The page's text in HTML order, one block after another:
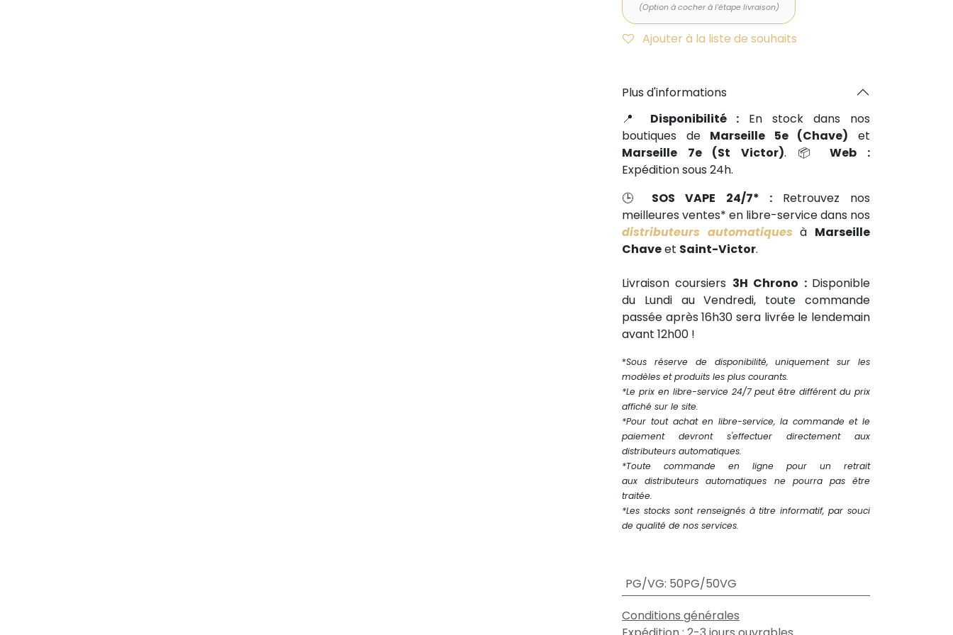
(Option à cocher à l'étape livraison)
Ajouter à la liste de souhaits
Plus d'informations
📍 Disponibilité : En stock dans nos
boutiques de Marseille 5e (Chave) et
Marseille 7e (St Victor). 📦Web :
Expédition sous 24h.
🕒 SOS VAPE 24/7* :Retrouvez nos
meilleures ventes* en libre-service dans nos
distributeurs automatiques à Marseille
Chaveet Saint-Victor.
Livraison coursiers 3H Chrono : Disponible
du Lundi au Vendredi, toute commande
passée après 16h30 sera livrée le lendemain
avant 12h00 !
*Sous réserve de disponibilité, uniquement sur les
modèles et produits les plus courants.
*Le prix en libre-service 24/7 peut être différent du prix
affiché sur le site.
*Pour tout achat en libre-service, la commande et le
paiement devront s'effectuer directement aux
distributeurs automatiques.
*Toute commande en ligne pour un retrait
aux distributeurs automatiques ne pourra pas être
traitée.
*Les stocks sont renseignés à titre informatif, par souci
de qualité de nos services.
PG/VG: 50PG/50VG
Conditions générales